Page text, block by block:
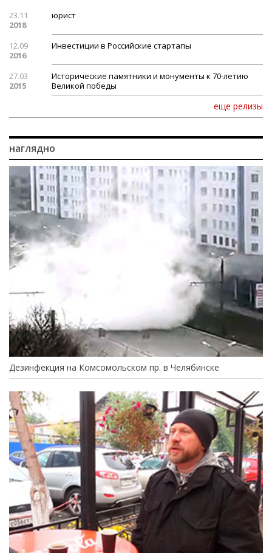
23.11
2018
юрист
12.09
2016
Инвестиции в Российские стартапы
27.03
2015
Исторические памятники и монументы к 70-летию
Великой победы
еще релизы
наглядно
Дезинфекция на Комсомольском пр. в Челябинске